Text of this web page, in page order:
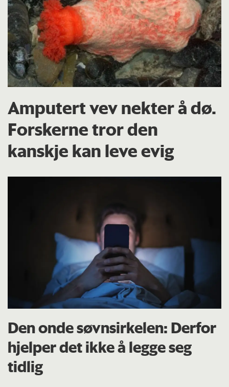
Amputert vev nekter å dø.
Forskerne tror den
kanskje kan leve evig
Den onde søvnsirkelen: Derfor
hjelper det ikke å legge seg
tidlig